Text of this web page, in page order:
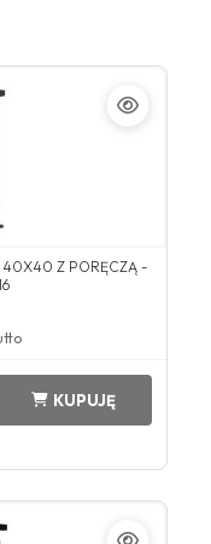
40X40 Z PORĘCZĄ -
KUPUJĘ